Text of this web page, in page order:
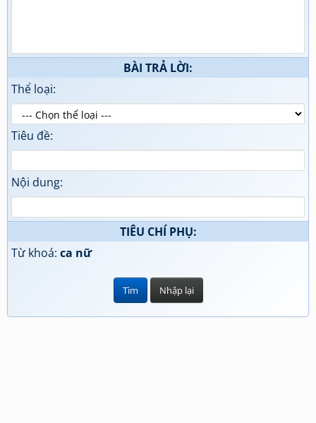
BÀI TRẢ LỜI:
Thể loại:
Tiêu đề:
Nội dung:
TIÊU CHÍ PHỤ:
Từ khoá: ca nữ